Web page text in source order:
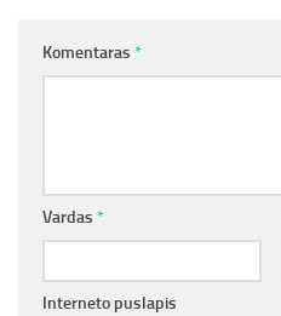
Komentaras *
Vardas *
Interneto puslapis